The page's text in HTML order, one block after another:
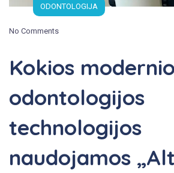
ODONTOLOGIJA
No Comments
Kokios
odontologijos
technologijos
naudojamos